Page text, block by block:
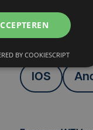
Onze apps
Volg Focus & WTV
IOS
BY COOKIESCRIPT